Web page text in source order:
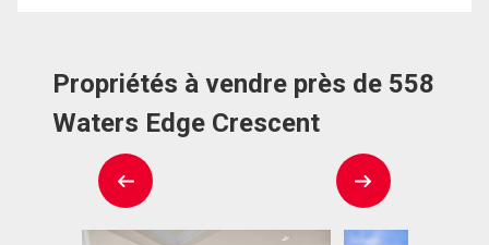
Propriétés à vendre près de 558
Waters Edge Crescent